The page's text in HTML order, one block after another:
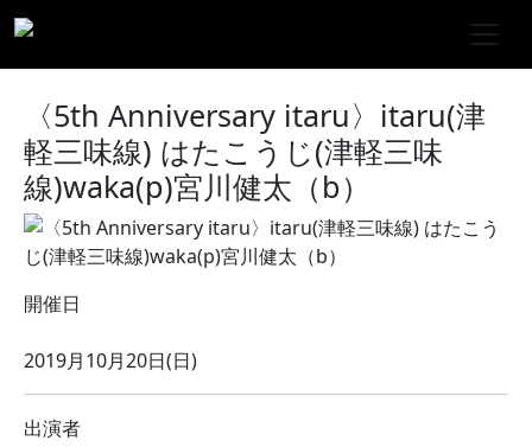
〈5th Anniversary itaru〉itaru(津
軽三味線) はたこうじ(津軽三味
線)waka(p)宮川健太（b）
開催日
2019月10月20日(日)
出演者